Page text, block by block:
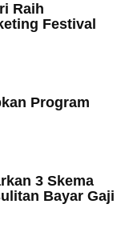
Raih
Festival
Program
3 Skema
Bayar Gaji